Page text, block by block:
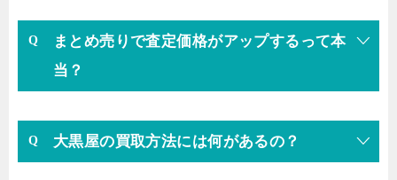
まとめ売りで査定価格がアップするって本
当？
大黒屋の買取方法には何があるの？